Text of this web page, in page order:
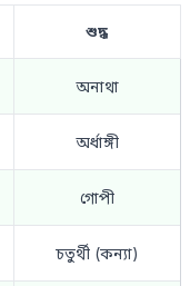
শুদ্ধ
অনাথা
অর্ধাঙ্গী
গোপী
চতুর্থী (কন্যা)